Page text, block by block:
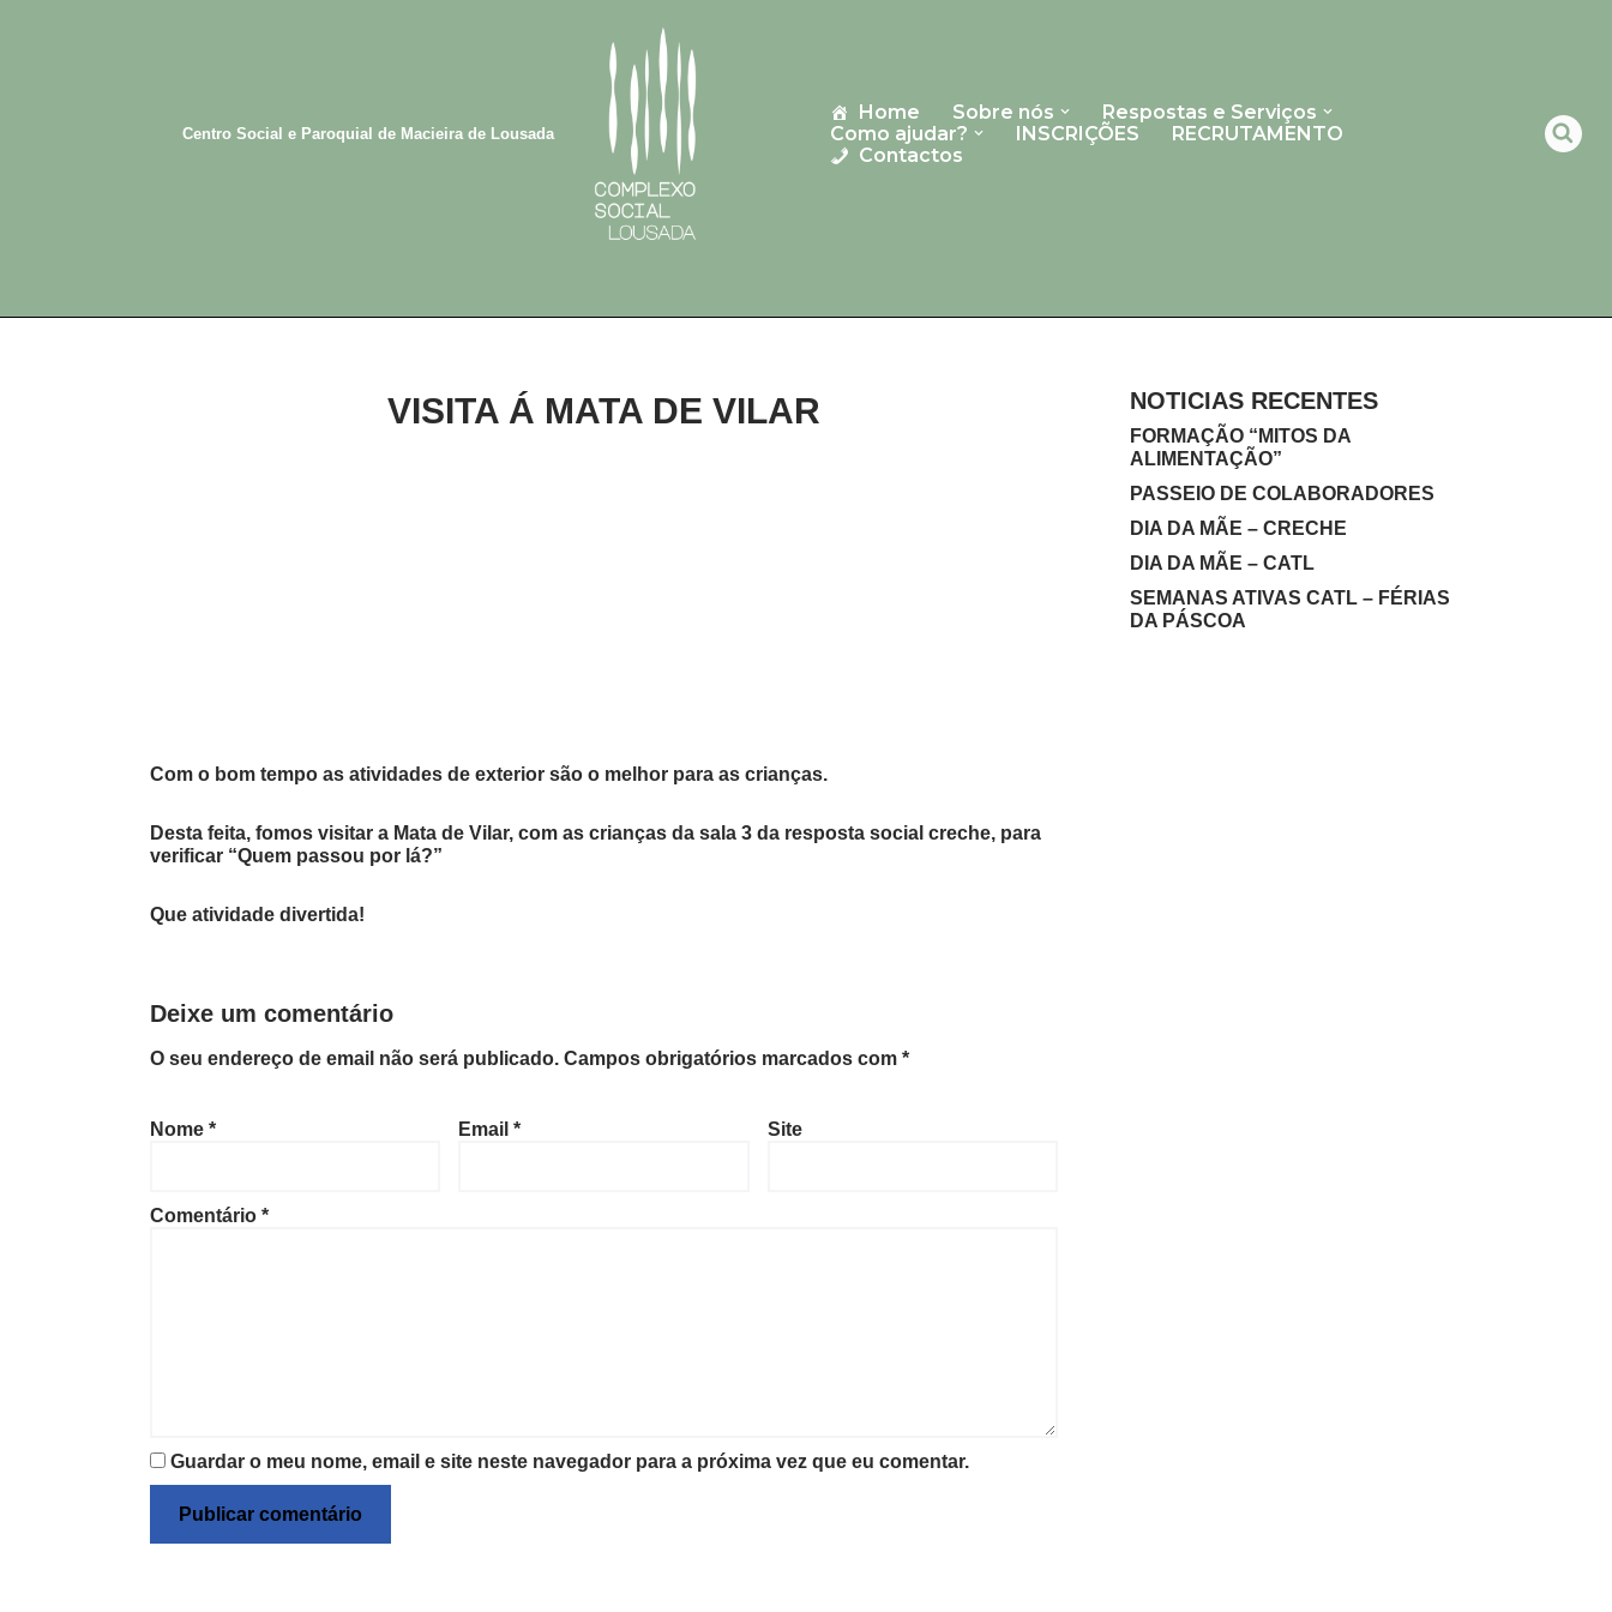
Centro Social e Paroquial de Macieira de Lousada
Home Sobre nós
Respostas e Serviços
Como ajudar?
INSCRIÇÕES
RECRUTAMENTO
Contactos
VISITA Á MATA DE VILAR
Com o bom tempo as atividades de exterior são o melhor para as crianças.
Desta feita, fomos visitar a Mata de Vilar, com as crianças da sala 3 da resposta social creche, para
verificar “Quem passou por lá?”
Que atividade divertida!
Deixe um comentário
O seu endereço de email não será publicado. Campos obrigatórios marcados com *
Nome * Email * Site
Comentário *
Guardar o meu nome, email e site neste navegador para a próxima vez que eu comentar.
NOTICIAS RECENTES
FORMAÇÃO “MITOS DA
ALIMENTAÇÃO”
PASSEIO DE COLABORADORES
DIA DA MÃE – CRECHE
DIA DA MÃE – CATL
SEMANAS ATIVAS CATL – FÉRIAS
DA PÁSCOA